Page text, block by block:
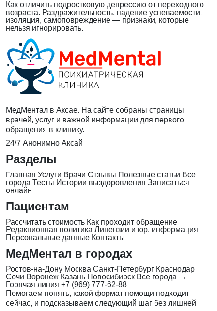
Как отличить подростковую депрессию от переходного
возраста. Раздражительность, падение успеваемости,
изоляция, самоповреждение — признаки, которые
нельзя игнорировать.
МедМентал в Аксае. На сайте собраны страницы
врачей, услуг и важной информации для первого
обращения в клинику.
24/7 Анонимно Аксай
Разделы
Главная Услуги Врачи Отзывы Полезные статьи Все
города Тесты Истории выздоровления Записаться
онлайн
Пациентам
Рассчитать стоимость Как проходит обращение
Редакционная политика Лицензии и юр. информация
Персональные данные Контакты
МедМентал в городах
Ростов-на-Дону Москва Санкт-Петербург Краснодар
Сочи Воронеж Казань Новосибирск Все города →
Горячая линия +7 (969) 777-62-88
Помогаем понять, какой формат помощи подходит
сейчас, и подсказываем следующий шаг без лишней